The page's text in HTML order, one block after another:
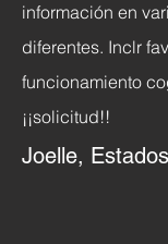
información en
diferentes. Inclr
funcionamiento
¡¡solicitud!!
Joelle,